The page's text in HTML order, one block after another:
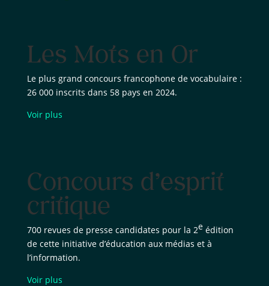
Les Mots en Or
Le plus grand concours francophone de vocabulaire :
26 000 inscrits dans 58 pays en 2024.
Voir plus
Concours d’esprit
critique
700 revues de presse candidates pour la 2e édition
de cette initiative d’éducation aux médias et à
l’information.
Voir plus